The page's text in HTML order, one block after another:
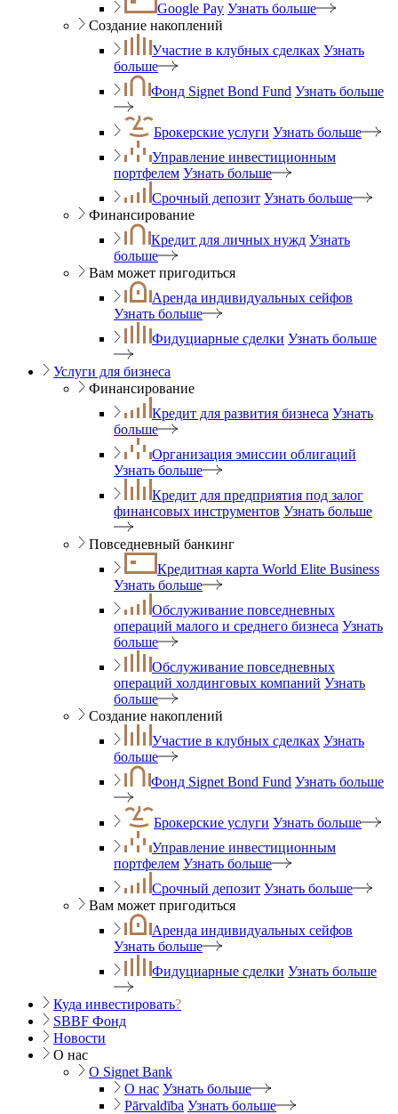
Google Pay Узнать больше
Создание накоплений
Участие в клубных сделках Узнать
больше
Фонд Signet Bond Fund Узнать больше
Брокерские услуги Узнать больше
Управление инвестиционным
портфелем Узнать больше
Срочный депозит Узнать больше
Финансирование
Кредит для личных нужд Узнать
больше
Вам может пригодиться
Аренда индивидуальных сейфов
Узнать больше
Фидуциарные сделки Узнать больше
Услуги для бизнеса
Финансирование
Кредит для развития бизнеса Узнать
больше
Организация эмиссии облигаций
Узнать больше
Кредит для предприятия под залог
финансовых инструментов Узнать больше
Повседневный банкинг
Кредитная карта World Elite Business
Узнать больше
Обслуживание повседневных
операций малого и среднего бизнеса Узнать
больше
Обслуживание повседневных
операций холдинговых компаний Узнать
больше
Создание накоплений
Участие в клубных сделках Узнать
больше
Фонд Signet Bond Fund Узнать больше
Брокерские услуги Узнать больше
Управление инвестиционным
портфелем Узнать больше
Срочный депозит Узнать больше
Вам может пригодиться
Аренда индивидуальных сейфов
Узнать больше
Фидуциарные сделки Узнать больше
Куда инвестировать?
SBBF Фонд
Новости
О нас
O Signet Bank
О нас Узнать больше
Pārvaldība Узнать больше